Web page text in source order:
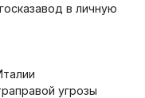
в личную
угрозы